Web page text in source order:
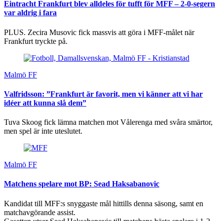
Eintracht Frankfurt blev alldeles för tufft för MFF – 2-0-segern
var aldrig i fara
PLUS. Zecira Musovic fick massvis att göra i MFF-målet när
Frankfurt tryckte på.
Malmö FF
Valfridsson: ”Frankfurt är favorit, men vi känner att vi har
idéer att kunna slå dem”
Tuva Skoog fick lämna matchen mot Vålerenga med svåra smärtor,
men spel är inte uteslutet.
Malmö FF
Matchens spelare mot BP: Sead Haksabanovic
Kandidat till MFF:s snyggaste mål hittills denna säsong, samt en
matchavgörande assist.